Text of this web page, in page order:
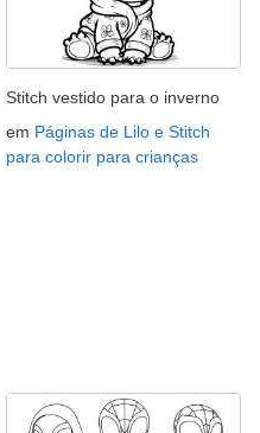
Stitch vestido para o inverno
em Páginas de Lilo e Stitch
para colorir para crianças